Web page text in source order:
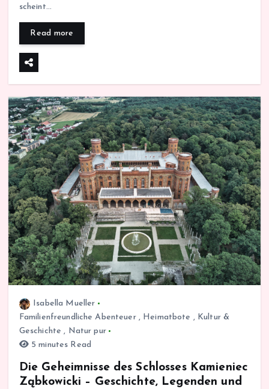
scheint…
Read more
Isabella Mueller
Familienfreundliche Abenteuer, Heimatbote , Kultur &
Geschichte , Natur pur
5 minutes Read
Die Geheimnisse des Schlosses Kamieniec
Ząbkowicki – Geschichte, Legenden und